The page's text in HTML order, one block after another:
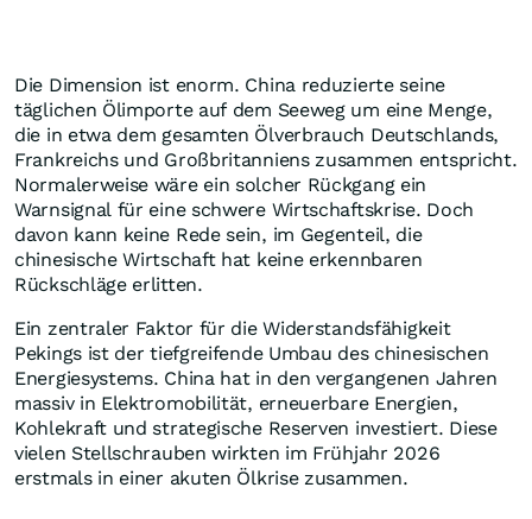
Die Dimension ist enorm. China reduzierte seine
täglichen Ölimporte auf dem Seeweg um eine Menge,
die in etwa dem gesamten Ölverbrauch Deutschlands,
Frankreichs und Großbritanniens zusammen entspricht.
Normalerweise wäre ein solcher Rückgang ein
Warnsignal für eine schwere Wirtschaftskrise. Doch
davon kann keine Rede sein, im Gegenteil, die
chinesische Wirtschaft hat keine erkennbaren
Rückschläge erlitten.
Ein zentraler Faktor für die Widerstandsfähigkeit
Pekings ist der tiefgreifende Umbau des chinesischen
Energiesystems. China hat in den vergangenen Jahren
massiv in Elektromobilität, erneuerbare Energien,
Kohlekraft und strategische Reserven investiert. Diese
vielen Stellschrauben wirkten im Frühjahr 2026
erstmals in einer akuten Ölkrise zusammen.